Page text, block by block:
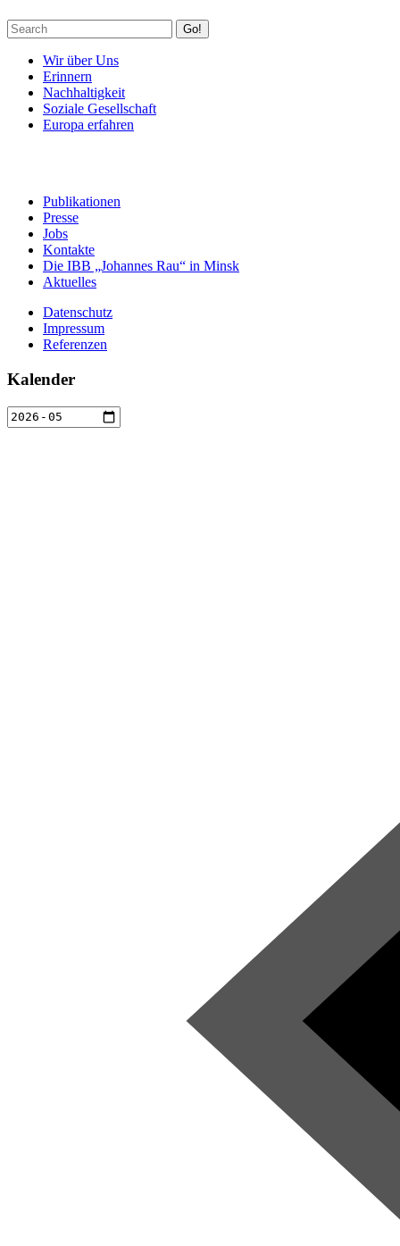
Go!
Wir über Uns
Erinnern
Nachhaltigkeit
Soziale Gesellschaft
Europa erfahren
Publikationen
Presse
Jobs
Kontakte
Die IBB „Johannes Rau“ in Minsk
Aktuelles
Datenschutz
Impressum
Referenzen
Kalender